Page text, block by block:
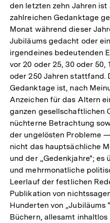
den letzten zehn Jahren
zahlreichen Gedanktage
Monat während dieser
Jubiläums gedacht oder
irgendeines bedeutenden
vor 20 oder 25, 30 oder 50,
oder 250 Jahren stattfand.
Gedanktage ist, nach
Anzeichen für das Altern
ganzen gesellschaftlichen
nüchterne Betrachtung
der ungelösten Probleme
nicht das hauptsächliche
und der „Gedenkjahre";
und mehrmonatliche
Leerlauf der festlichen
Publikation von
Hunderten von
Büchern, allesamt